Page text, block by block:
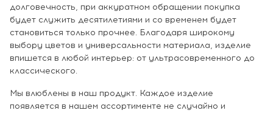
долговечность, при аккуратном обращении покупка
будет служить десятилетиями и со временем будет
становиться только прочнее. Благодаря широкому
выбору цветов и универсальности материала, изделие
впишется в любой интерьер: от ультрасовременного до
классического.
Мы влюблены в наш продукт. Каждое изделие
появляется в нашем ассортименте не случайно и